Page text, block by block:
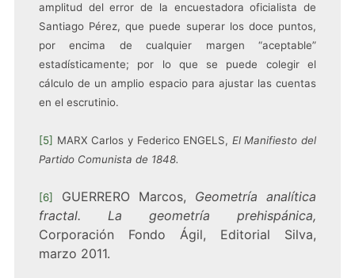
amplitud del error de la encuestadora oficialista de
Santiago Pérez, que puede superar los doce puntos,
por encima de cualquier margen “aceptable”
estadísticamente; por lo que se puede colegir el
cálculo de un amplio espacio para ajustar las cuentas
en el escrutinio.
[5] MARX Carlos y Federico ENGELS, El Manifiesto del
Partido Comunista de 1848.
[6] GUERRERO Marcos, Geometría analítica
fractal. La geometría prehispánica,
Corporación Fondo Ágil, Editorial Silva,
marzo 2011.